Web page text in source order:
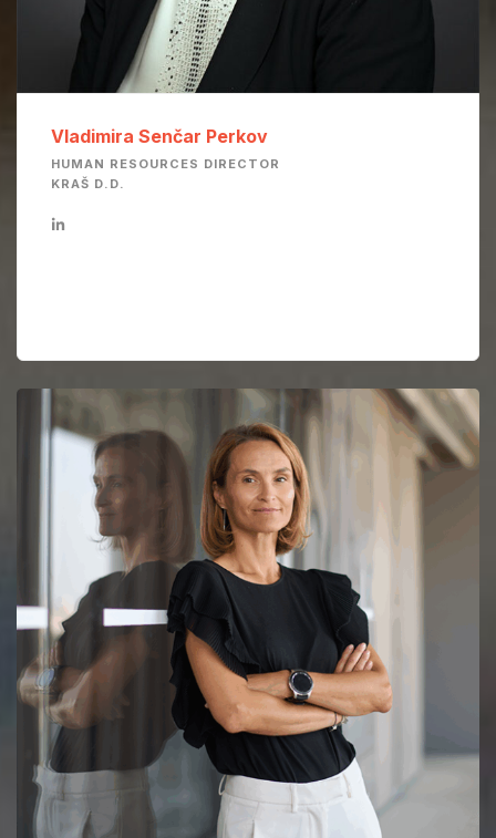
Vladimira Senčar Perkov
HUMAN RESOURCES DIRECTOR
KRAŠ D.D.